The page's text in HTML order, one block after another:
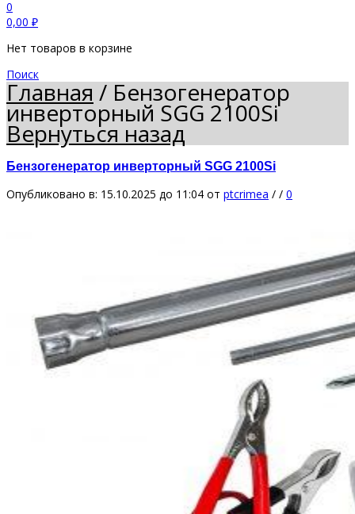
0
0,00 ₽
Нет товаров в корзине
Поиск
Главная/Бензогенератор
инверторный SGG 2100Si
Вернуться назад
Бензогенератор инверторный SGG 2100Si
Опубликовано в: 15.10.2025 до 11:04 от ptcrimea / / 0